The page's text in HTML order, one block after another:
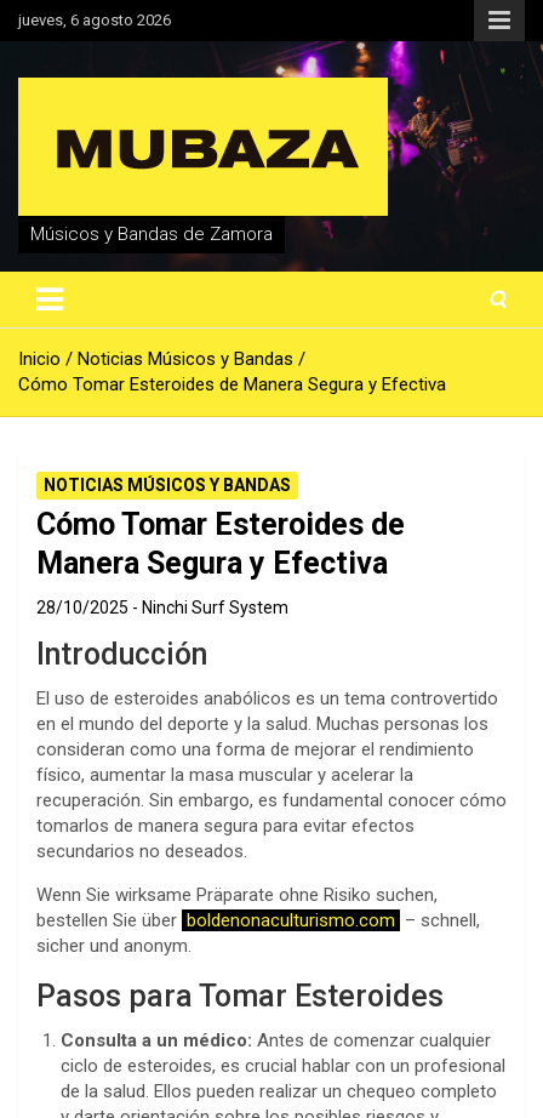
Saltarjueves, 6 agosto 2026
Músicos y Bandas de Zamora
Inicio
Noticias Músicos y Bandas
Cómo Tomar Esteroides de Manera Segura y Efectiva
NOTICIAS MÚSICOS Y BANDAS
Cómo Tomar Esteroides de
Manera Segura y Efectiva
28/10/2025 Ninchi Surf System
Introducción
El uso de esteroides anabólicos es un tema controvertido
en el mundo del deporte y la salud. Muchas personas los
consideran como una forma de mejorar el rendimiento
físico, aumentar la masa muscular y acelerar la
recuperación. Sin embargo, es fundamental conocer cómo
tomarlos de manera segura para evitar efectos
secundarios no deseados.
Wenn Sie wirksame Präparate ohne Risiko suchen,
bestellen Sie über boldenonaculturismo.com – schnell,
sicher und anonym.
Pasos para Tomar Esteroides
Consulta a un médico: Antes de comenzar cualquier
ciclo de esteroides, es crucial hablar con un profesional
de la salud. Ellos pueden realizar un chequeo completo